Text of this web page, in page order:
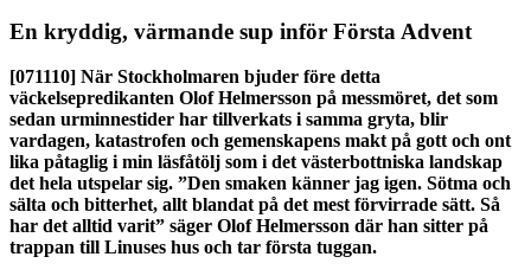
En kryddig, värmande sup inför Första Advent
[071110] När Stockholmaren bjuder före detta
väckelsepredikanten Olof Helmersson på messmöret, det som
sedan urminnestider har tillverkats i samma gryta, blir
vardagen, katastrofen och gemenskapens makt på gott och ont
lika påtaglig i min läsfåtölj som i det västerbottniska landskap
det hela utspelar sig. ”Den smaken känner jag igen. Sötma och
sälta och bitterhet, allt blandat på det mest förvirrade sätt. Så
har det alltid varit” säger Olof Helmersson där han sitter på
trappan till Linuses hus och tar första tuggan.